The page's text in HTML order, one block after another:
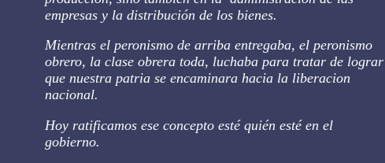
empresas y la distribución de los bienes.
Mientras el peronismo de arriba entregaba, el peronismo
obrero, la clase obrera toda, luchaba para tratar de lograr
que nuestra patria se encaminara hacia la liberacion
nacional.
Hoy ratificamos ese concepto esté quién esté en el
gobierno.